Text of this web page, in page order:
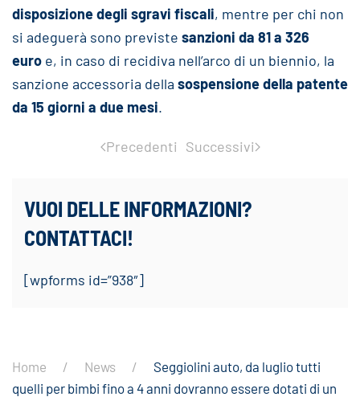
disposizione degli sgravi fiscali, mentre per chi non
si adeguerà sono previste sanzioni da 81 a 326
euro e, in caso di recidiva nell’arco di un biennio, la
sanzione accessoria della sospensione della patente
da 15 giorni a due mesi.
Precedenti Successivi
VUOI DELLE INFORMAZIONI?
CONTATTACI!
[wpforms id=”938″]
Home News
Seggiolini auto, da luglio tutti
quelli per bimbi fino a 4 anni dovranno essere dotati di un